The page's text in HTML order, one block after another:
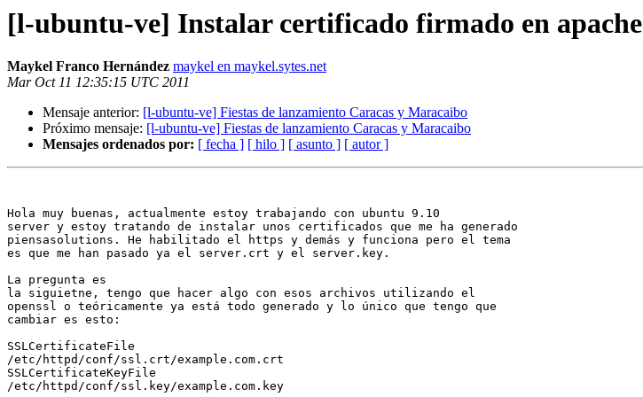
[l-ubuntu-ve] Instalar certificado firmado en apache
Maykel Franco Hernández maykel en maykel.sytes.net
Mar Oct 11 12:35:15 UTC 2011
Mensaje anterior: [l-ubuntu-ve] Fiestas de lanzamiento Caracas y Maracaibo
Próximo mensaje: [l-ubuntu-ve] Fiestas de lanzamiento Caracas y Maracaibo
Mensajes ordenados por: [ fecha ] [ hilo ] [ asunto ] [ autor ]
Hola muy buenas, actualmente estoy trabajando con ubuntu 9.10
server y estoy tratando de instalar unos certificados que me ha generado
piensasolutions. He habilitado el https y demás y funciona pero el tema
es que me han pasado ya el server.crt y el server.key.
La pregunta es
la siguietne, tengo que hacer algo con esos archivos utilizando el
openssl o teóricamente ya está todo generado y lo único que tengo que
cambiar es esto:
SSLCertificateFile
/etc/httpd/conf/ssl.crt/example.com.crt
SSLCertificateKeyFile
/etc/httpd/conf/ssl.key/example.com.key